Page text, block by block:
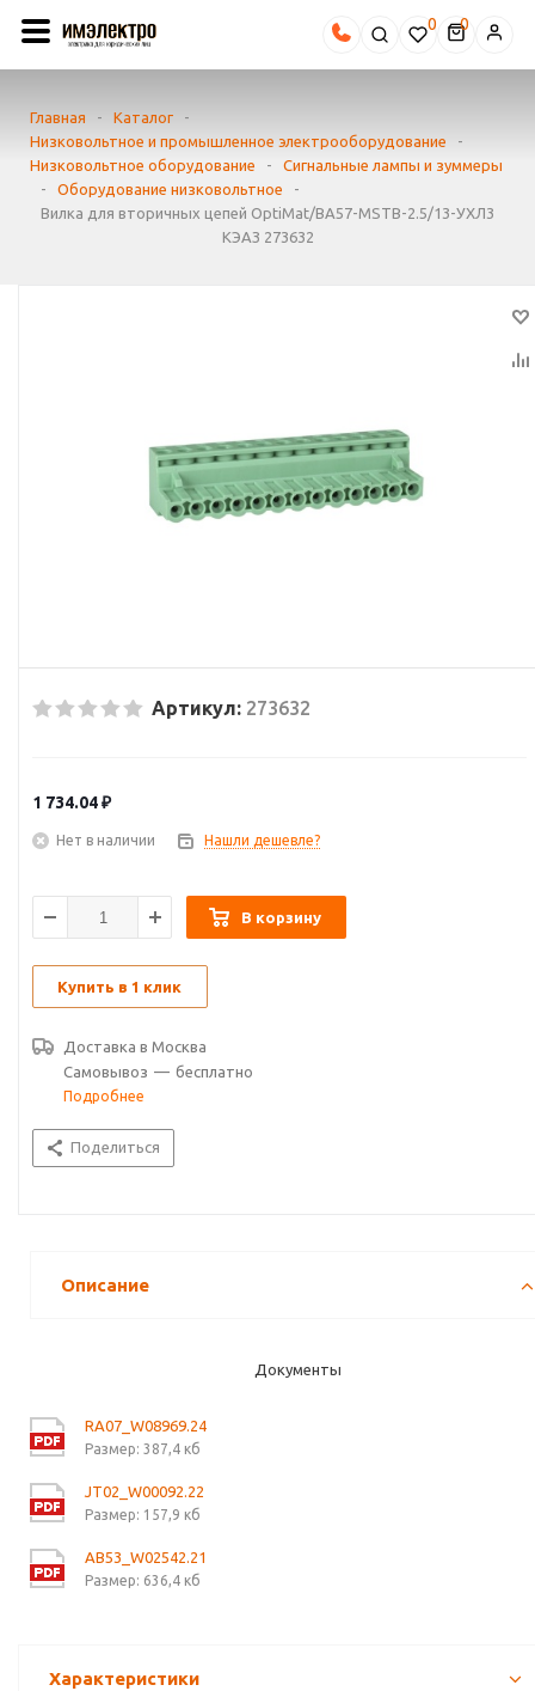
0
Главная - Каталог
-
Низковольтное и промышленное электрооборудование
-
Низковольтное оборудование
-
Сигнальные лампы и зуммеры
-
Оборудование низковольтное
-
Вилка для вторичных цепей OptiMat/ВА57-MSTB-2.5/13-УХЛ3
КЭАЗ 273632
Артикул: 273632
1 734.04₽
Нет в наличии Нашли дешевле?
В корзину
Купить в 1 клик
Доставка в Москва
Самовывоз — бесплатно
Подробнее
Поделиться
Описание
Документы
RA07_W08969.24
Размер: 387,4 кб
JT02_W00092.22
Размер: 157,9 кб
AB53_W02542.21
Размер: 636,4 кб
Характеристики